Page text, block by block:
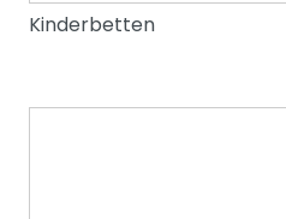
Kinderbetten